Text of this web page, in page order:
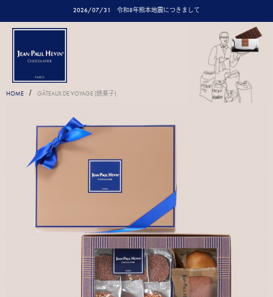
2026/07/31 令和8年熊本地震につきまして
HOME / GÂTEAUX DE VOYAGE (焼菓子)